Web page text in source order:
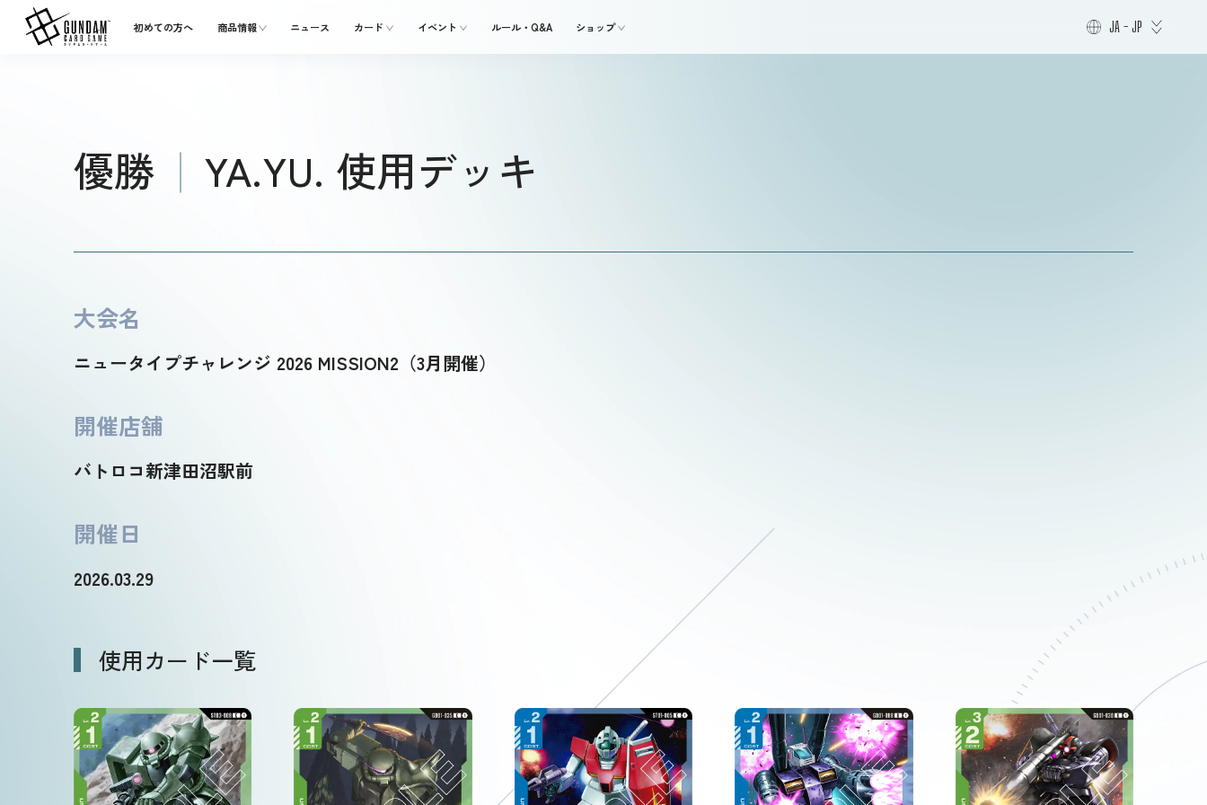
初めての方へ 商品情報 ニュース カード イベント ルール・Q&A ショップ JA - JP
優勝 YA.YU. 使用デッキ
大会名
ニュータイプチャレンジ 2026 MISSION2（3月開催）
開催店舗
バトロコ新津田沼駅前
開催日
2026.03.29
使用カード一覧